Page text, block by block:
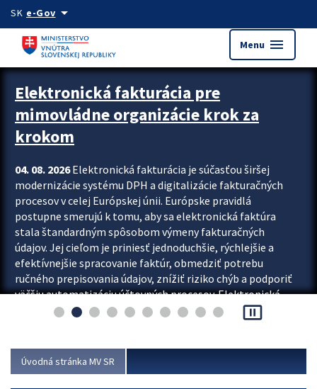
Preskocit na hlavný obsah
SK e-Govarrow_drop_down
Menu menu
Zastavit automatický posun upútavok
Elektronická fakturácia pre
mimovládne organizácie krok za
krokom
04. 08. 2026Elektronická fakturácia je súčasťou širšej
modernizácie systému DPH a digitalizácie fakturačných
procesov v celej Európskej únii. Európske pravidlá
postupne smerujú k tomu, aby sa elektronická faktúra
stala štandardným spôsobom výmeny fakturačných
údajov. Jej cieľom je priniesť jednoduchšie, rýchlejšie a
efektívnejšie spracovanie faktúr, obmedziť potrebu
ručného prepisovania údajov, znížiť riziko chýb a podporiť
väčšiu automatizáciu účtovných procesov. Elektronická
fakturácia preto nepredstavuje...
pause_presentation
Úvodná stránka MV SR